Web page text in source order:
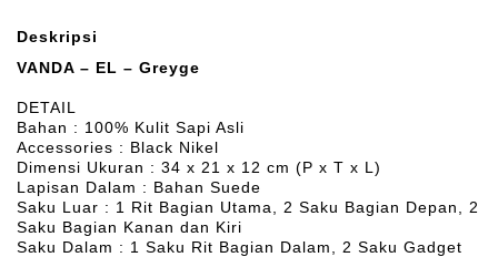
Deskripsi
VANDA – EL – Greyge
DETAIL
Bahan : 100% Kulit Sapi Asli
Accessories : Black Nikel
Dimensi Ukuran : 34 x 21 x 12 cm (P x T x L)
Lapisan Dalam : Bahan Suede
Saku Luar : 1 Rit Bagian Utama, 2 Saku Bagian Depan, 2
Saku Bagian Kanan dan Kiri
Saku Dalam : 1 Saku Rit Bagian Dalam, 2 Saku Gadget